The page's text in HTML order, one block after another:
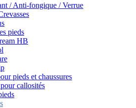
/ Anti-fongique / Verrue
pieds
HB
pieds et chaussures
callosités